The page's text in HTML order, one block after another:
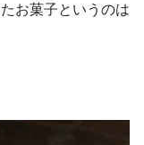
お菓子というのは